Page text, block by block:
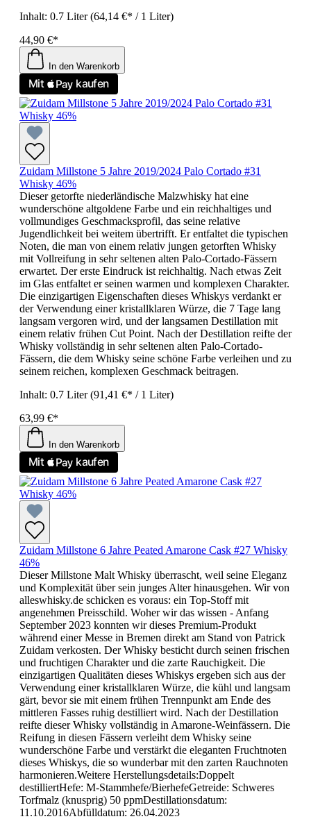
Inhalt: 0.7 Liter(64,14 €* / 1 Liter)
44,90 €*
In den Warenkorb
Zuidam Millstone 5 Jahre 2019/2024 Palo Cortado #31
Whisky 46%
Dieser getorfte niederländische Malzwhisky hat eine
wunderschöne altgoldene Farbe und ein reichhaltiges und
vollmundiges Geschmacksprofil, das seine relative
Jugendlichkeit bei weitem übertrifft. Er entfaltet die typischen
Noten, die man von einem relativ jungen getorften Whisky
mit Vollreifung in sehr seltenen alten Palo-Cortado-Fässern
erwartet. Der erste Eindruck ist reichhaltig. Nach etwas Zeit
im Glas entfaltet er seinen warmen und komplexen Charakter.
Die einzigartigen Eigenschaften dieses Whiskys verdankt er
der Verwendung einer kristallklaren Würze, die 7 Tage lang
langsam vergoren wird, und der langsamen Destillation mit
einem relativ frühen Cut Point. Nach der Destillation reifte der
Whisky vollständig in sehr seltenen alten Palo-Cortado-
Fässern, die dem Whisky seine schöne Farbe verleihen und zu
seinem reichen, komplexen Geschmack beitragen.
Inhalt: 0.7 Liter(91,41 €* / 1 Liter)
63,99 €*
In den Warenkorb
Zuidam Millstone 6 Jahre Peated Amarone Cask #27 Whisky
46%
Dieser Millstone Malt Whisky überrascht, weil seine Eleganz
und Komplexität über sein junges Alter hinausgehen. Wir von
alleswhisky.de schicken es voraus: ein Top-Stoff mit
angenehmen Preisschild. Woher wir das wissen - Anfang
September 2023 konnten wir dieses Premium-Produkt
während einer Messe in Bremen direkt am Stand von Patrick
Zuidam verkosten. Der Whisky besticht durch seinen frischen
und fruchtigen Charakter und die zarte Rauchigkeit. Die
einzigartigen Qualitäten dieses Whiskys ergeben sich aus der
Verwendung einer kristallklaren Würze, die kühl und langsam
gärt, bevor sie mit einem frühen Trennpunkt am Ende des
mittleren Fasses ruhig destilliert wird. Nach der Destillation
reifte dieser Whisky vollständig in Amarone-Weinfässern. Die
Reifung in diesen Fässern verleiht dem Whisky seine
wunderschöne Farbe und verstärkt die eleganten Fruchtnoten
dieses Whiskys, die so wunderbar mit den zarten Rauchnoten
harmonieren.Weitere Herstellungsdetails:Doppelt
destilliertHefe: M-Stammhefe/BierhefeGetreide: Schweres
Torfmalz (knusprig) 50 ppmDestillationsdatum:
11.10.2016Abfülldatum: 26.04.2023